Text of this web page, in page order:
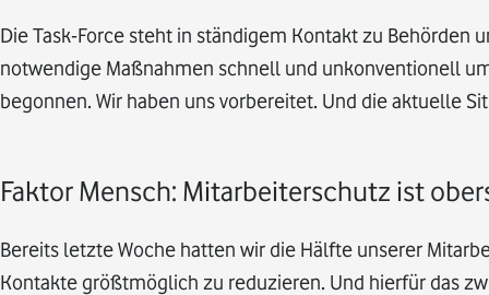
Die Task-Force steht in ständigem Kontakt zu
notwendige Maßnahmen schnell und unkonventionell
begonnen. Wir haben uns vorbereitet. Und die aktuelle
Faktor Mensch: Mitarbeiterschutz ist
Bereits letzte Woche hatten wir die Hälfte unserer
Kontakte größtmöglich zu reduzieren. Und hierfür das